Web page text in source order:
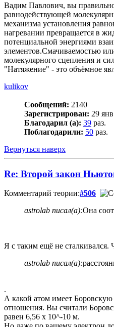
Вадим Павлович, вы правильно
равнодействующей
механизма установления
нагревании превращается в
потенциальной энергиями
элементов.Смачиваемостью
молекулярного сцепления и
"Натяжение" - это объёмное
kulikov
Сообщений: 2140
Зарегистрирован: 29
Благодарил (а): 39 раз.
Поблагодарили: 50 раз.
Вернуться наверх
Re: Второй закон
Комментарий теории:#506
astrolab писал(а):Она
Я с таким ещё не
astrolab писал(а):
.
А какой атом имеет
отношения. Вы считали
равен 6,56 х 10^-10 м.